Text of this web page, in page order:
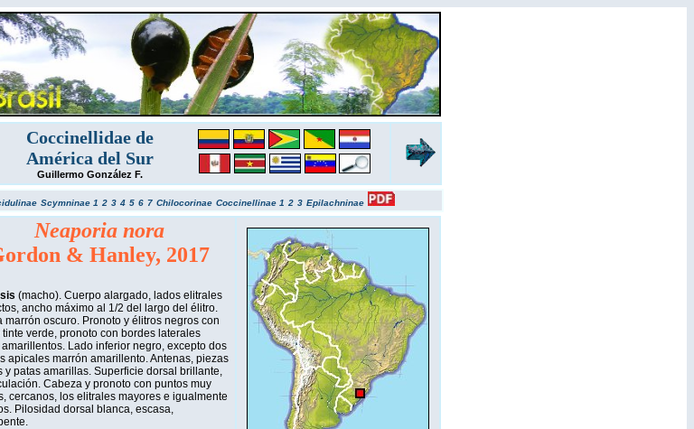
Coccinellidae de
América del Sur
Guillermo González F.
Scymninae 1 2 3 4 5 6 7 Chilocorinae Coccinellinae 1 2 3 Epilachninae
Neaporia nora
& Hanley, 2017
(macho). Cuerpo alargado, lados elitrales
ancho máximo al 1/2 del largo del élitro.
marrón oscuro. Pronoto y élitros negros con
tinte verde, pronoto con bordes laterales
Lado inferior negro, excepto dos
apicales marrón amarillento. Antenas, piezas
y patas amarillas. Superficie dorsal brillante,
Cabeza y pronoto con puntos muy
cercanos, los elitrales mayores e igualmente
Pilosidad dorsal blanca, escasa,